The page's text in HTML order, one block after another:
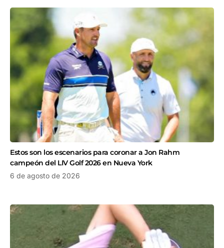
Estos son los escenarios para coronar a Jon Rahm
campeón del LIV Golf 2026 en Nueva York
6 de agosto de 2026